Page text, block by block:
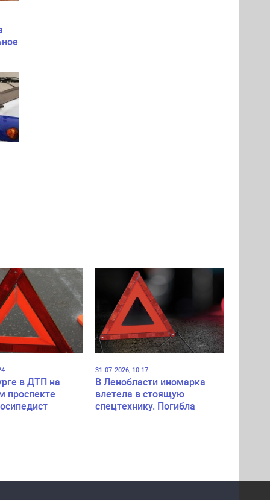
в ДТП на
проспекте
31-07-2026, 10:17
В Ленобласти иномарка
влетела в стоящую
спецтехнику. Погибла